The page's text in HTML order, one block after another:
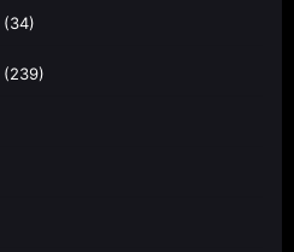
(34)
(239)